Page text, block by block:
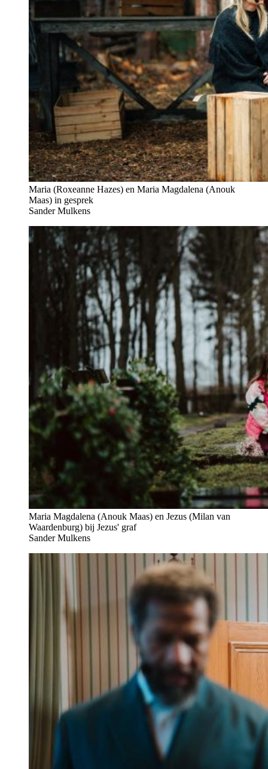
Maria (Roxeanne Hazes) en Maria Magdalena (Anouk
Maas) in gesprek
Sander Mulkens
Maria Magdalena (Anouk Maas) en Jezus (Milan van
Waardenburg) bij Jezus' graf
Sander Mulkens